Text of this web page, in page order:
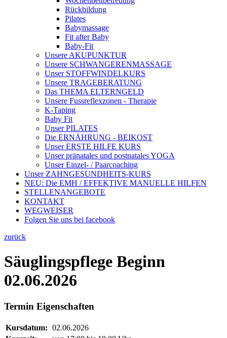
Rückbildung
Pilates
Babymassage
Fit after Baby
Baby-Fit
Unsere AKUPUNKTUR
Unsere SCHWANGERENMASSAGE
Unser STOFFWINDELKURS
Unsere TRAGEBERATUNG
Das THEMA ELTERNGELD
Unsere Fussreflexzonen - Therapie
K-Taping
Baby Fit
Unser PILATES
Die ERNÄHRUNG - BEIKOST
Unser ERSTE HILFE KURS
Unser pränatales und postnatales YOGA
Unser Einzel- / Paarcoaching
Unser ZAHNGESUNDHEITS-KURS
NEU: Die EMH / EFFEKTIVE MANUELLE HILFEN
STELLENANGEBOTE
KONTAKT
WEGWEISER
Folgen Sie uns bei facebook
zurück
Säuglingspflege Beginn
02.06.2026
Termin Eigenschaften
Kursdatum: 02.06.2026